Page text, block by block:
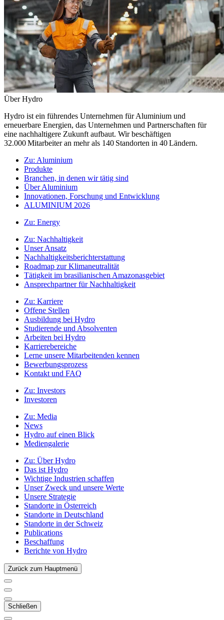
Über Hydro
Hydro ist ein führendes Unternehmen für Aluminium und
erneuerbare Energien, das Unternehmen und Partnerschaften für
eine nachhaltigere Zukunft aufbaut. Wir beschäftigen
32.000 Mitarbeiter an mehr als 140 Standorten in 40 Ländern.
Zu: Aluminium
Produkte
Branchen, in denen wir tätig sind
Über Aluminium
Innovationen, Forschung und Entwicklung
ALUMINIUM 2026
Zu: Energy
Zu: Nachhaltigkeit
Unser Ansatz
Nachhaltigkeitsberichterstattung
Roadmap zur Klimaneutralität
Tätigkeit im brasilianischen Amazonasgebiet
Ansprechpartner für Nachhaltigkeit
Zu: Karriere
Offene Stellen
Ausbildung bei Hydro
Studierende und Absolventen
Arbeiten bei Hydro
Karrierebereiche
Lerne unsere Mitarbeitenden kennen
Bewerbungsprozess
Kontakt und FAQ
Zu: Investors
Investoren
Zu: Media
News
Hydro auf einen Blick
Mediengalerie
Zu: Über Hydro
Das ist Hydro
Wichtige Industrien schaffen
Unser Zweck und unsere Werte
Unsere Strategie
Standorte in Österreich
Standorte in Deutschland
Standorte in der Schweiz
Publications
Beschaffung
Berichte von Hydro
Zurück zum Hauptmenü
Schließen